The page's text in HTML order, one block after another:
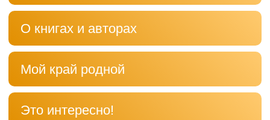
О книгах и авторах
Мой край родной
Это интересно!